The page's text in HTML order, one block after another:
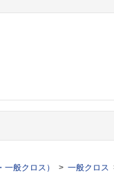
般クロス） 一般クロス